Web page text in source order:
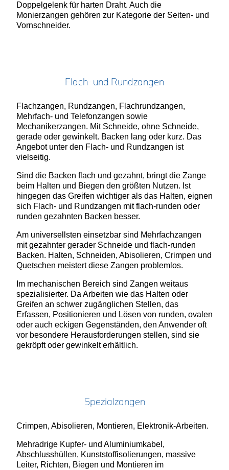
Doppelgelenk für harten Draht. Auch die
Monierzangen gehören zur Kategorie der Seiten- und
Vornschneider.
Flach- und Rundzangen
Flachzangen, Rundzangen, Flachrundzangen,
Mehrfach- und Telefonzangen sowie
Mechanikerzangen. Mit Schneide, ohne Schneide,
gerade oder gewinkelt. Backen lang oder kurz. Das
Angebot unter den Flach- und Rundzangen ist
vielseitig.
Sind die Backen flach und gezahnt, bringt die Zange
beim Halten und Biegen den größten Nutzen. Ist
hingegen das Greifen wichtiger als das Halten, eignen
sich Flach- und Rundzangen mit flach-runden oder
runden gezahnten Backen besser.
Am universellsten einsetzbar sind Mehrfachzangen
mit gezahnter gerader Schneide und flach-runden
Backen. Halten, Schneiden, Abisolieren, Crimpen und
Quetschen meistert diese Zangen problemlos.
Im mechanischen Bereich sind Zangen weitaus
spezialisierter. Da Arbeiten wie das Halten oder
Greifen an schwer zugänglichen Stellen, das
Erfassen, Positionieren und Lösen von runden, ovalen
oder auch eckigen Gegenständen, den Anwender oft
vor besondere Herausforderungen stellen, sind sie
gekröpft oder gewinkelt erhältlich.
Spezialzangen
Crimpen, Abisolieren, Montieren, Elektronik-Arbeiten.
Mehradrige Kupfer- und Aluminiumkabel,
Abschlusshüllen, Kunststoffisolierungen, massive
Leiter, Richten, Biegen und Montieren im